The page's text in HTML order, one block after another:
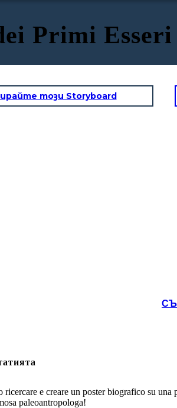
Primi
този Storyboard
ricercare e creare un poster biografico su
paleoantropologa!